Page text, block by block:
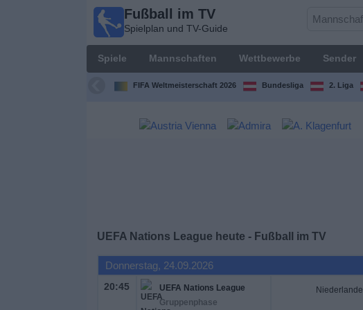
Fußball im TV
Spielplan und TV-Guide
Spiele Mannschaften Wettbewerbe Sender
FIFA Weltmeisterschaft 2026 Bundesliga 2. Liga
UEFA Nations League heute - Fußball im TV
Donnerstag, 24.09.2026
20:45
UEFA Nations League
Gruppenphase
Niederlande